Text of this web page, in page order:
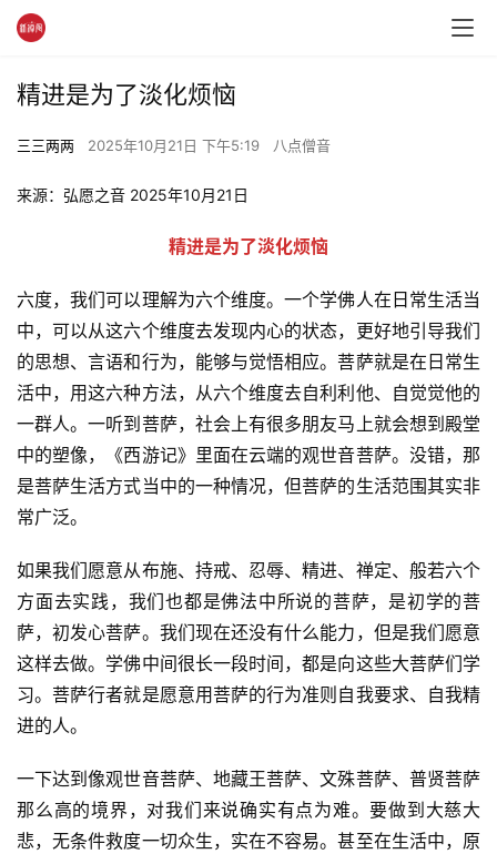
精进是为了淡化烦恼
三三两两 2025年10月21日 下午5:19 八点僧音
来源：弘愿之音 2025年10月21日
精进是为了淡化烦恼
六度，我们可以理解为六个维度。一个学佛人在日常生活当
中，可以从这六个维度去发现内心的状态，更好地引导我们
的思想、言语和行为，能够与觉悟相应。菩萨就是在日常生
活中，用这六种方法，从六个维度去自利利他、自觉觉他的
一群人。一听到菩萨，社会上有很多朋友马上就会想到殿堂
中的塑像，《西游记》里面在云端的观世音菩萨。没错，那
是菩萨生活方式当中的一种情况，但菩萨的生活范围其实非
常广泛。
如果我们愿意从布施、持戒、忍辱、精进、禅定、般若六个
方面去实践，我们也都是佛法中所说的菩萨，是初学的菩
萨，初发心菩萨。我们现在还没有什么能力，但是我们愿意
这样去做。学佛中间很长一段时间，都是向这些大菩萨们学
习。菩萨行者就是愿意用菩萨的行为准则自我要求、自我精
进的人。
一下达到像观世音菩萨、地藏王菩萨、文殊菩萨、普贤菩萨
那么高的境界，对我们来说确实有点为难。要做到大慈大
悲，无条件救度一切众生，实在不容易。甚至在生活中，原